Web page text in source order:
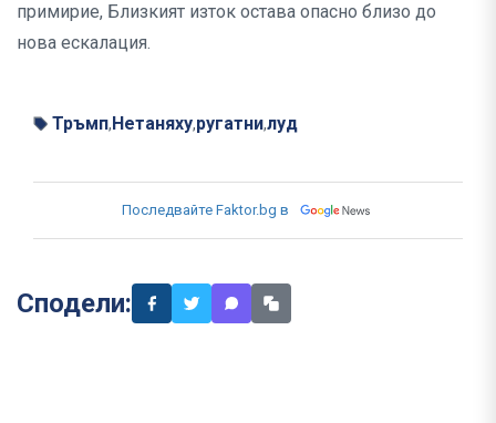
примирие, Близкият изток остава опасно близо до
нова ескалация.
Тръмп, Нетаняху,ругатни,луд
Последвайте Faktor.bg в
Сподели: